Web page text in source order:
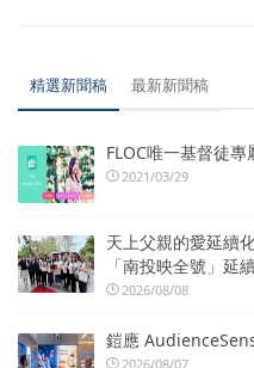
精選新聞稿 最新新聞稿
FLOC唯一基督徒
2021/03/29
天上父親的愛延續
「南投映全號」延
2026/08/08
鎧應
2026/08/07